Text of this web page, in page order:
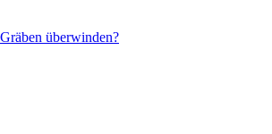
überwinden?